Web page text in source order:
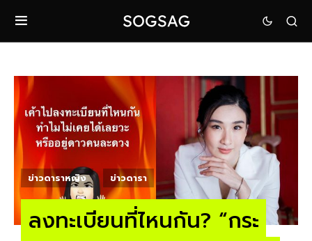
ข่าวดาราหญิง ข่าวดารา
ลงทะเบียนที่ไหนกัน? “กระ